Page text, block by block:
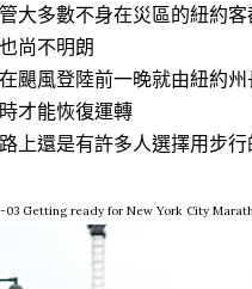
大多數不身在災區的紐約
尚不明朗
颶風登陸前一晚就由紐約
才能恢復運轉
上還是有許多人選擇用步
03 Getting ready for New York City